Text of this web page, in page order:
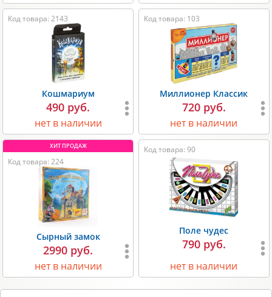
Код товара: 2143
Кошмариум
490 руб.
нет в наличии
Код товара: 103
Миллионер Классик
720 руб.
нет в наличии
Код товара: 224
Сырный замок
2990 руб.
нет в наличии
Код товара: 90
Поле чудес
790 руб.
нет в наличии